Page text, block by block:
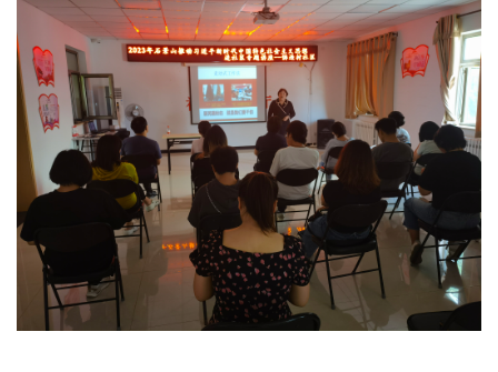
宣传思想文化人才
专题
资料库
+